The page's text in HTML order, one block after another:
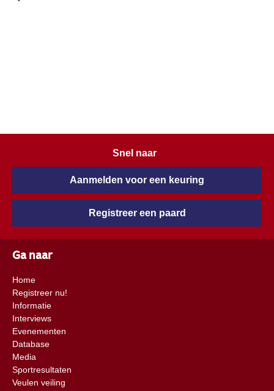
Snel naar
Aanmelden voor een keuring
Registreer een paard
Ga naar
Home
Registreer nu!
Informatie
Interviews
Evenementen
Database
Media
Sportresultaten
Veulen veiling